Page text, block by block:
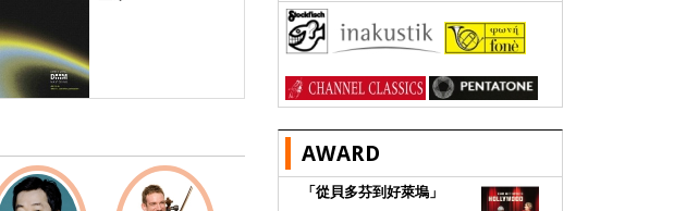
AWARD
「從貝多芬到好萊塢」